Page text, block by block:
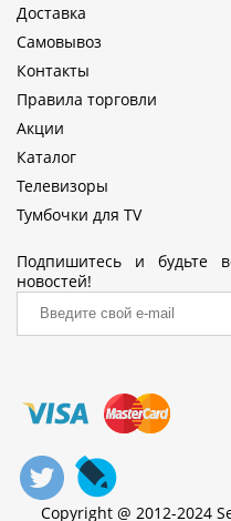
Доставка
Самовывоз
Контакты
Правила торговли
Акции
Каталог
Телевизоры
Тумбочки для TV
Подпишитесь и будьте
новостей!
Copyright @ 2012-2024